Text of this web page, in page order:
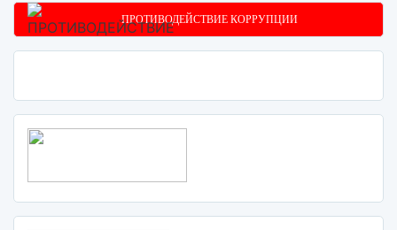
ПРОТИВОДЕЙСТВИЕ КОРРУПЦИИ